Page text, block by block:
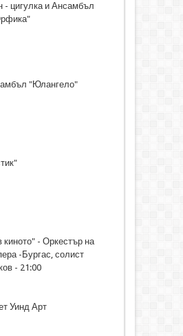
- цигулка и Ансамбъл
"Юлангело"
киното" - Оркестър на
-Бургас, солист
- 21:00
Уинд Арт